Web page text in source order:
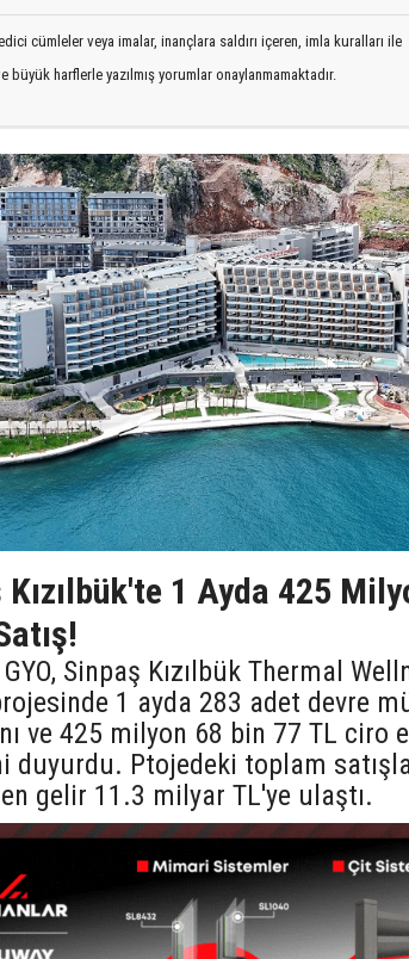
cümleler veya imalar, inançlara saldırı içeren, imla kuralları ile
büyük harflerle yazılmış yorumlar onaylanmamaktadır.
Kızılbük'te 1 Ayda 425
GYO, Sinpaş Kızılbük Thermal
1 ayda 283 adet devre
ve 425 milyon 68 bin 77 TL ciro
duyurdu. Ptojedeki toplam
gelir 11.3 milyar TL'ye ulaştı.